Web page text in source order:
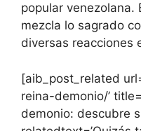
popular venezolana.
mezcla lo sagrado
diversas reacciones
[aib_post_related
reina-demonio/’
demonio: descubre